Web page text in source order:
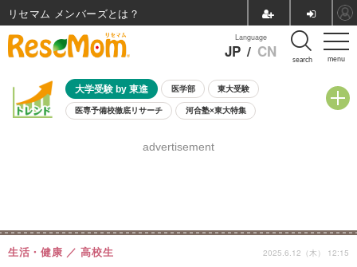
menu
Language
JP / CN search
大学受験 by 東進 医学部 東大受験
医専予備校徹底リサーチ 河合塾×東大特集
8月開催学校説明会・相談会
advertisement
生活・健康 高校生 2025.6.12（木） 12:15
リセマム メンバーズ